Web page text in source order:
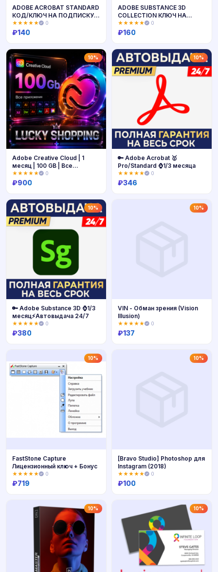
Купить
ADOBE ACROBAT STANDARD
КОД/КЛЮЧ НА ПОДПИСКУ
1-3 МЕС
★★★★★ 0
₽140
Купить
ADOBE SUBSTANCE 3D
COLLECTION КЛЮЧ НА
ПОДПИСКУ 1-3 МЕС
★★★★★ 0
₽160
10%
Купить
Adobe Creative Cloud | 1
месяц | 100 GB | Все
приложения | Персональный
аккаунт
★★★★★ 0
₽900
10%
🔑 Adobe Acrobat 🥇
Pro/Standard ⌚1/3 месяца
★★★★★ 0
₽346
10%
🔑 Adobe Substance 3D ⌚1/3
месяц⚡Автовыдача 24/7
★★★★★ 0
₽380
10%
VIN - Обман зрения (Vision
Illusion)
★★★★★ 0
₽137
10%
Купить
FastStone Capture
Лицензионный ключ + Бонус
★★★★★ 0
₽719
10%
Купить
[Bravo Studio] Photoshop для
Instagram (2018)
★★★★★ 0
₽100
10% 10%